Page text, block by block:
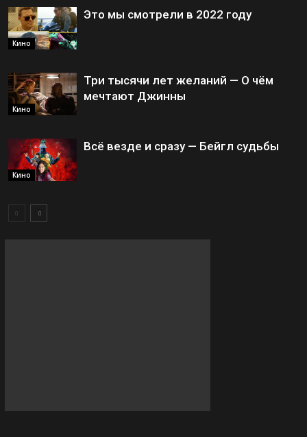
Кино
Это мы смотрели в 2022 году
Кино
Три тысячи лет желаний — О чём
мечтают Джинны
Кино
Всё везде и сразу — Бейгл судьбы